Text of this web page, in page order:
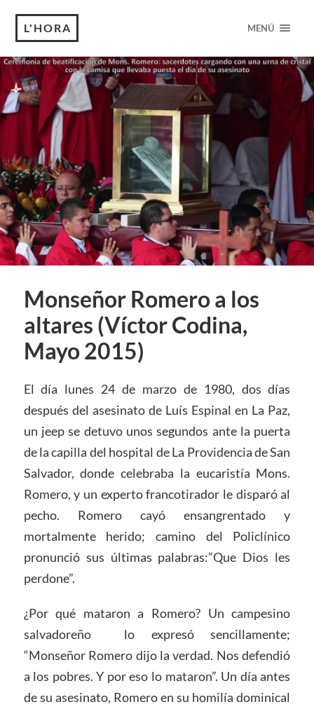
L'HORA MENÚ
Monseñor Romero a los
altares (Víctor Codina,
Mayo 2015)
El día lunes 24 de marzo de 1980, dos días
después del asesinato de Luís Espinal en La Paz,
un jeep se detuvo unos segundos ante la puerta
de la capilla del hospital de La Providencia de San
Salvador, donde celebraba la eucaristía Mons.
Romero, y un experto francotirador le disparó al
pecho. Romero cayó ensangrentado y
mortalmente herido; camino del Policlínico
pronunció sus últimas palabras:”Que Dios les
perdone”.
¿Por qué mataron a Romero? Un campesino
salvadoreño lo expresó sencillamente;
“Monseñor Romero dijo la verdad. Nos defendió
a los pobres. Y por eso lo mataron”. Un día antes
de su asesinato, Romero en su homilía dominical